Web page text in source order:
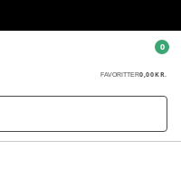
FAVORITTER0,00 KR.
0